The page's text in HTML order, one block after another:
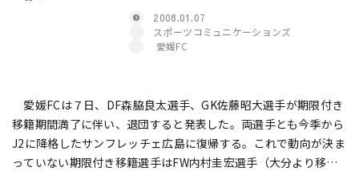
2008.01.07
スポーツコミュニケーションズ
愛媛FC
愛媛FCは７日、DF森脇良太選手、GK佐藤昭大選手が期限付き
移籍期間満了に伴い、退団すると発表した。両選手とも今季から
J2に降格したサンフレッチェ広島に復帰する。これで動向が決ま
っていない期限付き移籍選手はFW内村圭宏選手（大分より移